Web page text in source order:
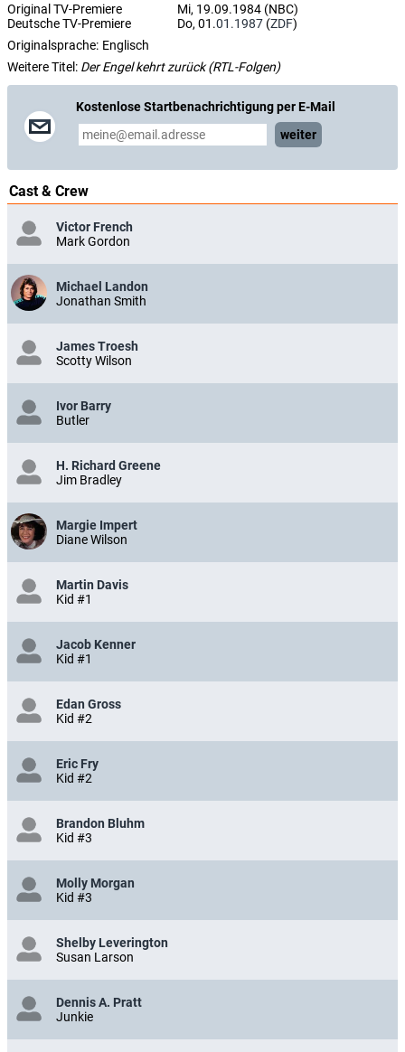
Original TV-Premiere
Mi, 19.09.1984 (NBC)
Deutsche TV-Premiere
Do, 01.01.1987 (ZDF)
Originalsprache: Englisch
Weitere Titel: Der Engel kehrt zurück (RTL-Folgen)
Kostenlose Startbenachrichtigung per E-Mail
weiter
Cast & Crew
Victor French
Mark Gordon
Michael Landon
Jonathan Smith
James Troesh
Scotty Wilson
Ivor Barry
Butler
H. Richard Greene
Jim Bradley
Margie Impert
Diane Wilson
Martin Davis
Kid #1
Jacob Kenner
Kid #1
Edan Gross
Kid #2
Eric Fry
Kid #2
Brandon Bluhm
Kid #3
Molly Morgan
Kid #3
Shelby Leverington
Susan Larson
Dennis A. Pratt
Junkie